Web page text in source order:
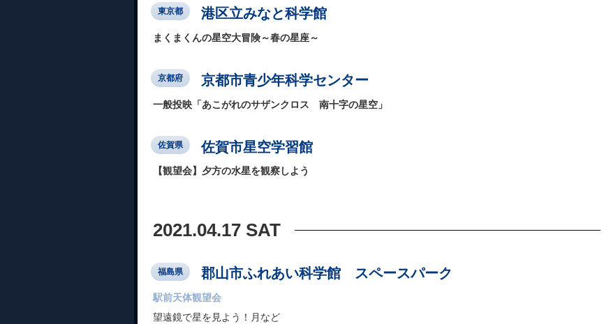
東京都 港区立みなと科学館
まくまくんの星空大冒険～春の星座～
京都府 京都市青少年科学センター
一般投映「あこがれのサザンクロス 南十字の星空」
佐賀県 佐賀市星空学習館
【観望会】夕方の水星を観察しよう
2021.04.17 SAT
福島県 郡山市ふれあい科学館 スペースパーク
駅前天体観望会
望遠鏡で星を見よう！月など